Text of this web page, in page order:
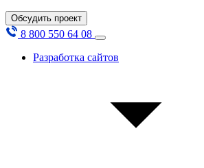
Обсудить проект
8 800 550 64 08
Разработка сайтов